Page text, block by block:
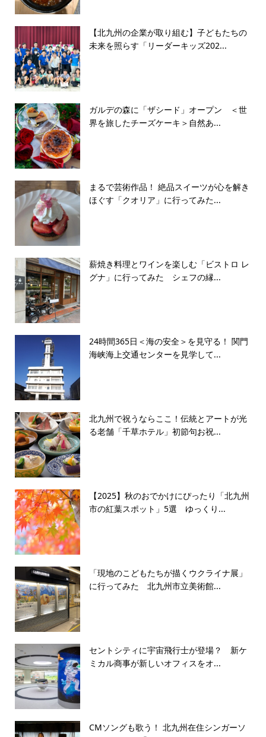
【北九州の企業が取り組む】子どもたちの
未来を照らす「リーダーキッズ202...
ガルデの森に「ザシード」オープン ＜世
界を旅したチーズケーキ＞自然あ...
まるで芸術作品！ 絶品スイーツが心を解き
ほぐす「クオリア」に行ってみた...
薪焼き料理とワインを楽しむ「ビストロ レ
グナ」に行ってみた シェフの縁...
24時間365日＜海の安全＞を見守る！ 関門
海峡海上交通センターを見学して...
北九州で祝うならここ！伝統とアートが光
る老舗「千草ホテル」初節句お祝...
【2025】秋のおでかけにぴったり「北九州
市の紅葉スポット」5選 ゆっくり...
「現地のこどもたちが描くウクライナ展」
に行ってみた 北九州市立美術館...
セントシティに宇宙飛行士が登場？ 新ケ
ミカル商事が新しいオフィスをオ...
CMソングも歌う！ 北九州在住シンガーソ